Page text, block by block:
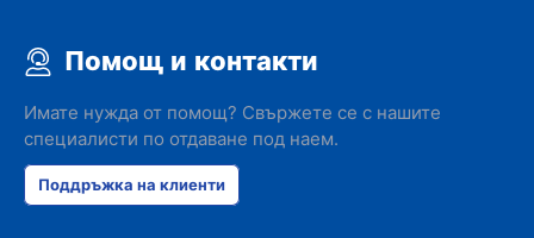
Помощ и контакти
Имате нужда от помощ? Свържете се с нашите
специалисти по отдаване под наем.
Поддръжка на клиенти